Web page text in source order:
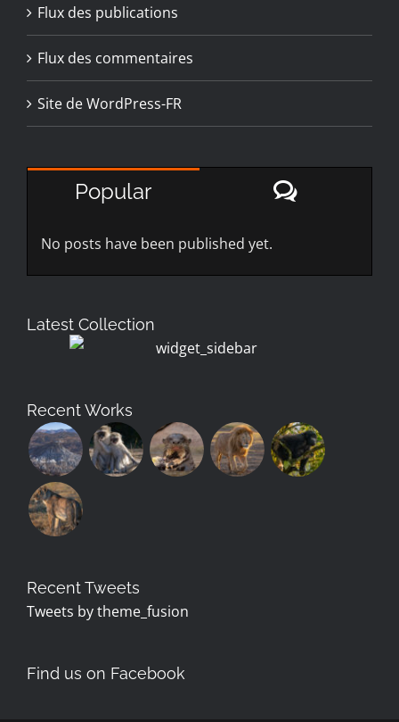
Flux des publications
Flux des commentaires
Site de WordPress-FR
Popular
No posts have been published yet.
Latest Collection
Recent Works
Recent Tweets
Tweets by theme_fusion
Find us on Facebook